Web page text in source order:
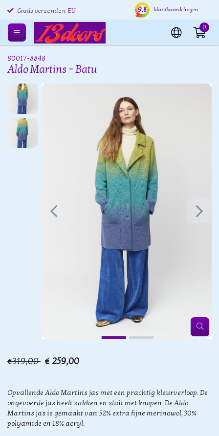
Gratis retourneren EU Verzending binnen 24 uur
9.8 klantbeoordelingen
0
80017-8848
Aldo Martins - Batu
€319,00 € 259,00
Opvallende Aldo Martins jas met een prachtig kleurverloop. De
ongevoerde jas heeft zakken en sluit met knopen. De Aldo
Martins jas is gemaakt van 52% extra fijne merinowol, 30%
polyamide en 18% acryl.